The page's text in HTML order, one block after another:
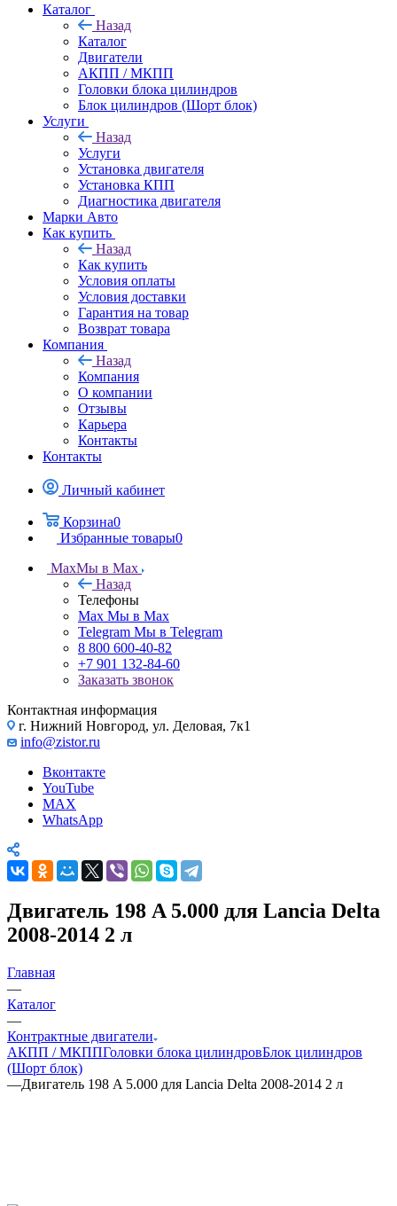
Каталог
Назад
Каталог
Двигатели
АКПП / МКПП
Головки блока цилиндров
Блок цилиндров (Шорт блок)
Услуги
Назад
Услуги
Установка двигателя
Установка КПП
Диагностика двигателя
Марки Авто
Как купить
Назад
Как купить
Условия оплаты
Условия доставки
Гарантия на товар
Возврат товара
Компания
Назад
Компания
О компании
Отзывы
Карьера
Контакты
Контакты
Личный кабинет
Корзина0
Избранные товары0
MaxМы в Max
Назад
Телефоны
Max Мы в Max
Telegram Мы в Telegram
8 800 600-40-82
+7 901 132-84-60
Заказать звонок
Контактная информация
г. Нижний Новгород, ул. Деловая, 7к1
info@zistor.ru
Вконтакте
YouTube
MAX
WhatsApp
Двигатель 198 A 5.000 для Lancia Delta
2008-2014 2 л
Главная
—
Каталог
—
Контрактные двигатели
АКПП / МКППГоловки блока цилиндровБлок цилиндров
(Шорт блок)
—Двигатель 198 A 5.000 для Lancia Delta 2008-2014 2 л